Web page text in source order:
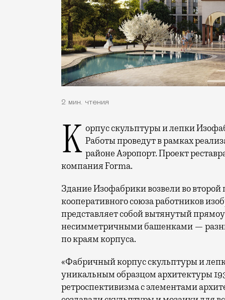
2 мин. чтения
Корпус скульптуры и лепки Изофабрики на Часовой улицы отреставрируют. Работы проведут в рамках
районе Аэропорт. Проект
компания Forma.
Здание Изофабрики возвели во второй
кооперативного союза работников
представляет собой вытянутый
несимметричными башенками —
по краям корпуса.
«Фабричный корпус скульптуры и
уникальным образцом архитектуры
ретроспективизма с элементами